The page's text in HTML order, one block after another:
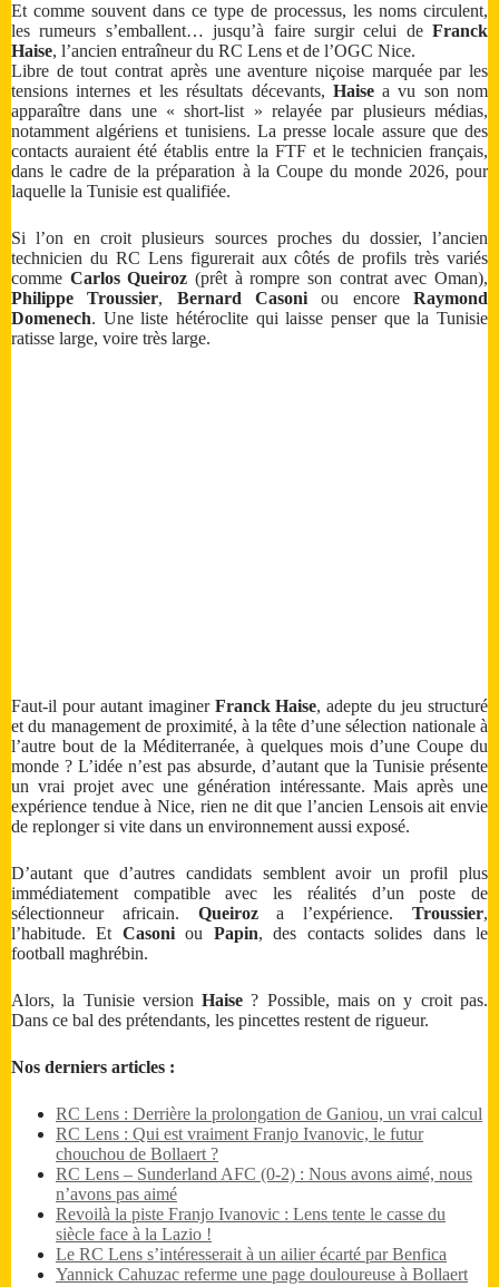
Et comme souvent dans ce type de processus, les noms circulent,
les rumeurs s’emballent… jusqu’à faire surgir celui de Franck
Haise, l’ancien entraîneur du RC Lens et de l’OGC Nice.
Libre de tout contrat après une aventure niçoise marquée par les
tensions internes et les résultats décevants, Haisea vu son nom
apparaître dans une « short-list » relayée par plusieurs médias,
notamment algériens et tunisiens. La presse locale assure que des
contacts auraient été établis entre la FTF et le technicien français,
dans le cadre de la préparation à la Coupe du monde 2026, pour
laquelle la Tunisie est qualifiée.
Si l’on en croit plusieurs sources proches du dossier, l’ancien
technicien du RC Lens figurerait aux côtés de profils très variés
comme Carlos Queiroz (prêt à rompre son contrat avec Oman),
Philippe Troussier, Bernard Casoni ou encoreRaymond
Domenech. Une liste hétéroclite qui laisse penser que la Tunisie
ratisse large, voire très large.
Faut-il pour autant imaginer Franck Haise, adepte du jeu structuré
et du management de proximité, à la tête d’une sélection nationale à
l’autre bout de la Méditerranée, à quelques mois d’une Coupe du
monde ? L’idée n’est pas absurde, d’autant que la Tunisie présente
un vrai projet avec une génération intéressante. Mais après une
expérience tendue à Nice, rien ne dit que l’ancien Lensois ait envie
de replonger si vite dans un environnement aussi exposé.
D’autant que d’autres candidats semblent avoir un profil plus
immédiatement compatible avec les réalités d’un poste de
sélectionneur africain. Queiroza l’expérience.Troussier,
l’habitude. Et Casoniou Papin, des contacts solides dans le
football maghrébin.
Alors, la Tunisie versionHaise ? Possible, mais on y croit pas.
Dans ce bal des prétendants, les pincettes restent de rigueur.
Nos derniers articles :
RC Lens : Derrière la prolongation de Ganiou, un vrai calcul
RC Lens : Qui est vraiment Franjo Ivanovic, le futur
chouchou de Bollaert ?
RC Lens – Sunderland AFC (0-2) : Nous avons aimé, nous
n’avons pas aimé
Revoilà la piste Franjo Ivanovic : Lens tente le casse du
siècle face à la Lazio !
Le RC Lens s’intéresserait à un ailier écarté par Benfica
Yannick Cahuzac referme une page douloureuse à Bollaert